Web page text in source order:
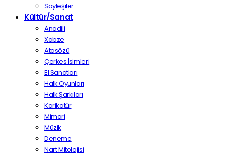
Söyleşiler
Kültür/Sanat
Anadili
Xabze
Atasözü
Çerkes İsimleri
El Sanatları
Halk Oyunları
Halk Şarkıları
Karikatür
Mimari
Müzik
Deneme
Nart Mitolojisi